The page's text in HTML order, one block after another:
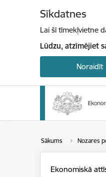
Sīkdatnes
Lai šī tīmekļvietne
Lūdzu, atzīmējiet
Noraidīt
Sākums Nozares
Ekonomiskā